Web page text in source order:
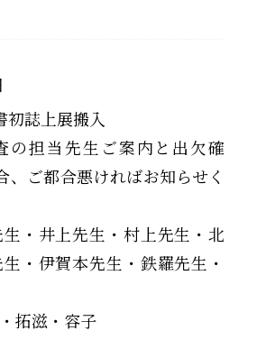
初誌上展搬入
の担当先生ご案内と出欠確
ご都合悪ければお知らせく
・井上先生・村上先生・北
・伊賀本先生・鉄羅先生・
拓滋・容子